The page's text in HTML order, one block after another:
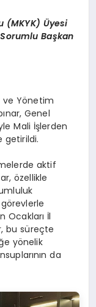
(MKYK) Üyesi
Başkan
ve Yönetim
Genel
Mali İşlerden
getirildi.
aktif
özellikle
Ocakları İl
bu süreçte
yönelik
da